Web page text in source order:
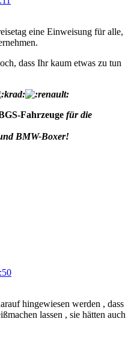
eine Einweisung für alle,
dass Ihr kaum etwas zu tun
Fahrzeuge für die
BMW-Boxer!
hingewiesen werden , dass
lassen , sie hätten auch